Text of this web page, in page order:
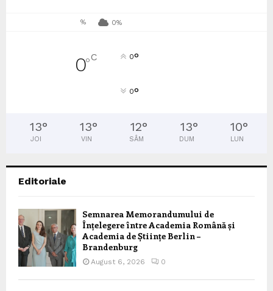
% 0%
0°C 0°
0°
13°
JOI
13°
VIN
12°
SÂM
13°
DUM
10°
LUN
Editoriale
Semnarea Memorandumului de
Înțelegere între Academia Română și
Academia de Științe Berlin –
Brandenburg
August 6, 2026 0